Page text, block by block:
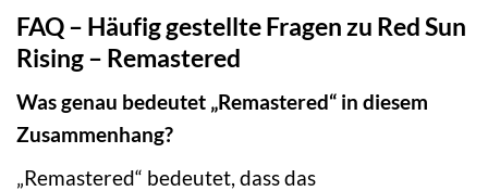
FAQ – Häufig gestellte Fragen zu Red Sun
Rising – Remastered
Was genau bedeutet „Remastered“ in diesem
Zusammenhang?
„Remastered“ bedeutet, dass das